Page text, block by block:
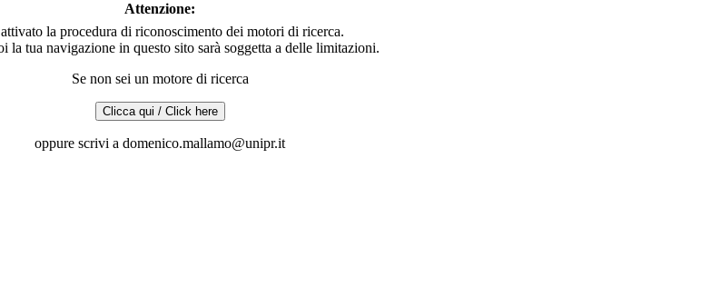
Attenzione:
la procedura di riconoscimento dei motori di ricerca.
la tua navigazione in questo sito sarà soggetta a delle limitazioni.
Se non sei un motore di ricerca
oppure scrivi a domenico.mallamo@unipr.it